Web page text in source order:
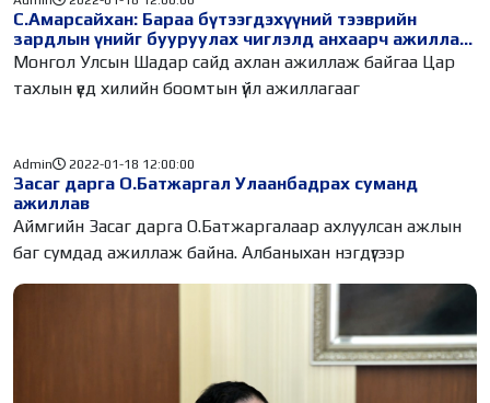
С.Амарсайхан: Бараа бүтээгдэхүүний тээврийн
зардлын үнийг бууруулах чиглэлд анхаарч ажиллах
хэрэгтэй
Монгол Улсын Шадар сайд ахлан ажиллаж байгаа Цар
тахлын үед хилийн боомтын үйл ажиллагааг
Засаг дарга О.Батжаргал Улаанбадрах суманд
ажиллав
Admin 2022-01-18 12:00:00
Аймгийн Засаг дарга О.Батжаргалаар ахлуулсан ажлын
баг сумдад ажиллаж байна. Албаныхан нэгдүгээр